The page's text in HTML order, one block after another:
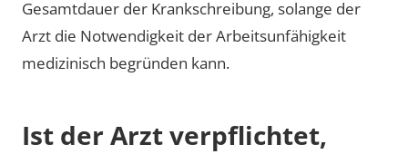
Gesamtdauer der Krankschreibung, solange der
Arzt die Notwendigkeit der Arbeitsunfähigkeit
medizinisch begründen kann.
Ist der Arzt verpflichtet,